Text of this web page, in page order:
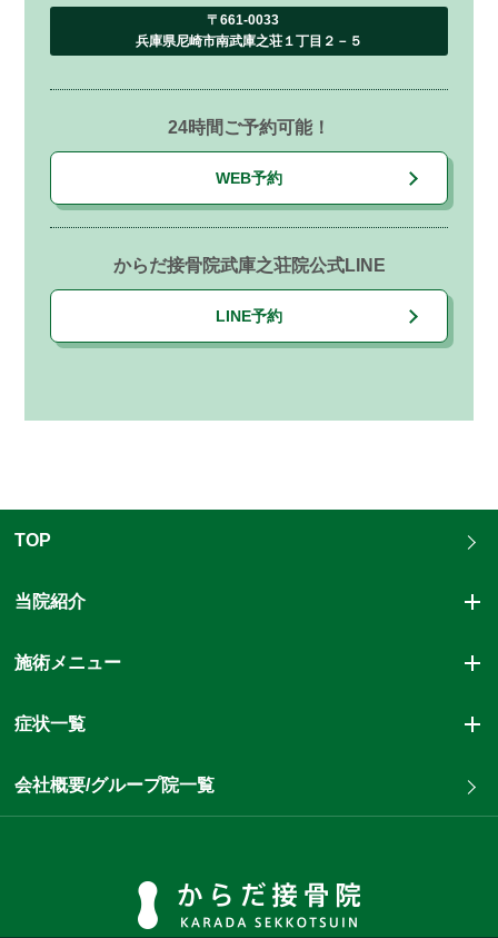
〒661-0033
兵庫県尼崎市南武庫之荘１丁目２－５
24時間ご予約可能！
WEB予約
からだ接骨院武庫之荘院公式LINE
LINE予約
TOP
当院紹介
施術メニュー
症状一覧
会社概要/グループ院一覧